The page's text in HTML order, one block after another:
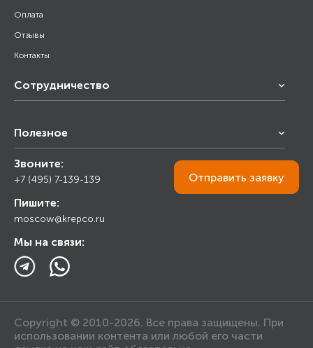
Оплата
Отзывы
Контакты
Сотрудничество
Снабжение строительства
Торговым организациям
Полезное
Калькулятор
Прайс лист
Ответы на вопросы
Блог
Звоните:
+7 (495) 7-139-139
Пишите:
moscow@krepco.ru
Мы на связи:
Отправить заявку
Copyright © 2010-2026. Все права защищены. При
использовании контента или любой его части